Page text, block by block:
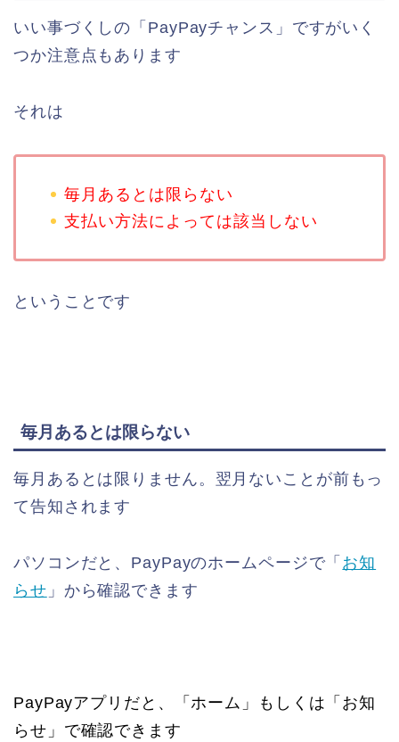
いい事づくしの「PayPayチャンス」ですがいく
つか注意点もあります
それは
毎月あるとは限らない
支払い方法によっては該当しない
ということです
毎月あるとは限らない
毎月あるとは限りません。翌月ないことが前もっ
て告知されます
パソコンだと、PayPayのホームページで「 お知
らせ 」から確認できます
PayPayアプリだと、「ホーム」もしくは「お知
らせ」で確認できます